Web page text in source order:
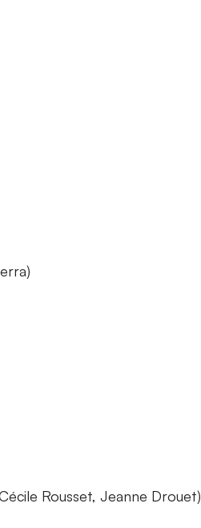
Rousset, Jeanne Drouet)